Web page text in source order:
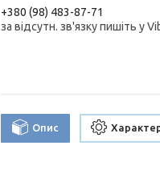
+380 (98) 483-87-71
за відсутн. зв'язку пишіть у
Опис